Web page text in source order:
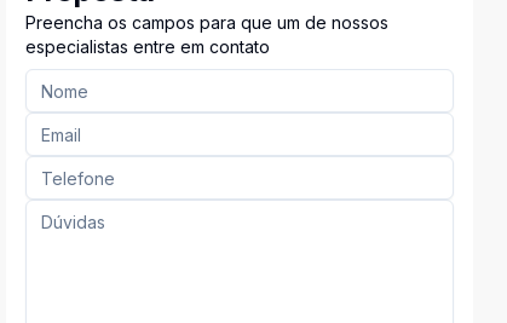
Preencha os campos para que um de nossos
especialistas entre em contato